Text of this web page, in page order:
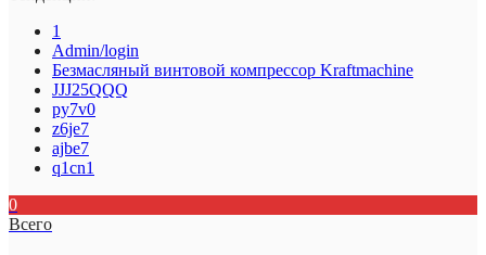
1
Admin/login
Безмасляный винтовой компрессор Kraftmaсhine
JJJ25QQQ
py7v0
z6je7
ajbe7
q1cn1
0
Всего